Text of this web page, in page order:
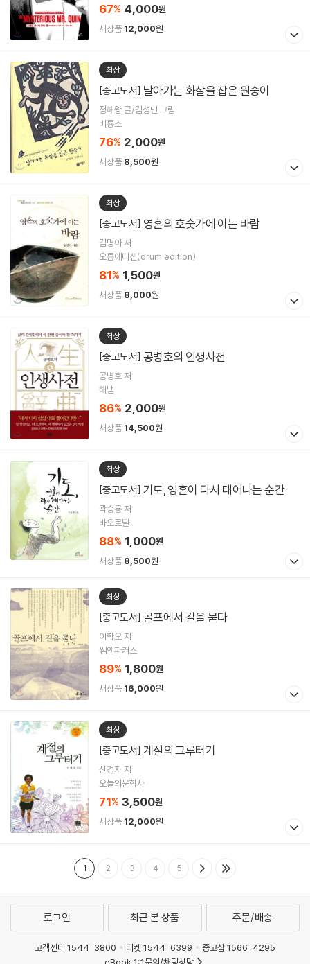
67% 4,000원
새상품 12,000원
최상
[중고도서] 날아가는 화살을 잡은 원숭이
정해왕 글/김성민 그림
비룡소
76% 2,000원
새상품 8,500원
최상
[중고도서] 영혼의 호숫가에 이는 바람
김명아 저
오름에디션(orum edition)
81% 1,500원
새상품 8,000원
최상
[중고도서] 공병호의 인생사전
공병호 저
해냄
86% 2,000원
새상품 14,500원
최상
[중고도서] 기도, 영혼이 다시 태어나는 순간
곽승룡 저
바오로딸
88% 1,000원
새상품 8,500원
최상
[중고도서] 골프에서 길을 묻다
이학오 저
쌤앤파커스
89% 1,800원
새상품 16,000원
최상
[중고도서] 계절의 그루터기
신경자 저
오늘의문학사
71% 3,500원
새상품 12,000원
1 2 3 4 5
로그인 최근 본 상품 주문/배송
고객센터 1544-3800 티켓 1544-6399
중고샵 1566-4295
eBook 1:1문의/채팅상담